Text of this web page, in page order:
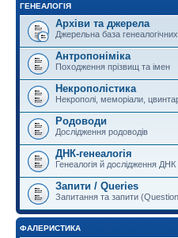
ГЕНЕАЛОГІЯ
Архіви та джерела
Джерельна база
Антропоніміка
Походження прізвищ та імен
Некрополістика
Некрополі, меморіали,
Родоводи
Дослідження родоводів
ДНК-генеалогія
Генеалогія й дослідження ДНК
Запити / Queries
Запитання та запити
ФАЛЕРИСТИКА